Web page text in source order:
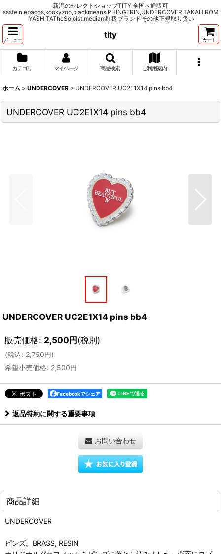
新潟のセレクトショップTITY 全国へ通販可
ssstein,ebagos,kookyzoo,blackmeans,PHINGERIN,UNDERCOVER,TAKAHIROM
IYASHITATheSoloist.mediam取扱ブランドその他正規取り扱い
メニュー
tity
カート
カテゴリ マイページ 商品検索 ご利用案内
ホーム > UNDERCOVER > UNDERCOVER UC2E1X14 pins bb4
UNDERCOVER UC2E1X14 pins bb4
UNDERCOVER UC2E1X14 pins bb4
販売価格: 2,500円(税別)
(税込: 2,750円)
希望小売価格: 2,500円
Facebookでシェア
返品特約に関する重要事項
お問い合わせ
商品詳細
UNDERCOVER
ピンズ。BRASS, RESIN